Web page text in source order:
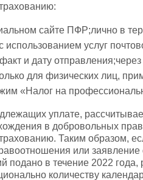
сайте ПФР;лично в
услуг
и дату
для физических лиц,
«Налог на
уплате,
в добровольных
Таким образом,
или заявление
подано в течение 2022 года,
количеству